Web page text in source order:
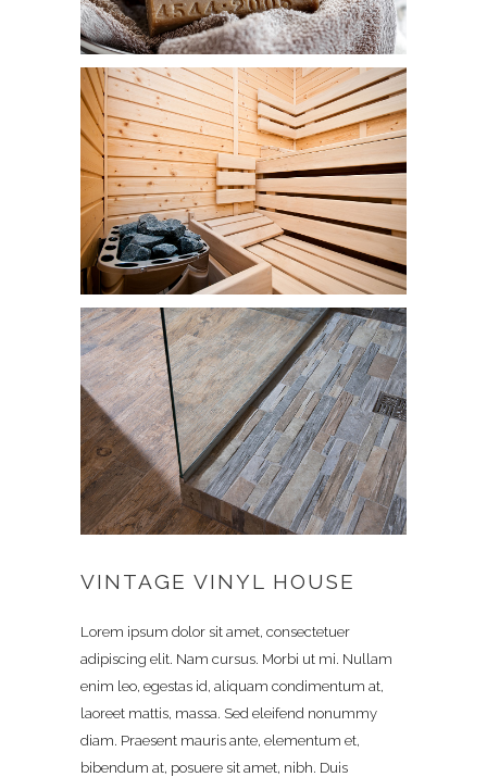
VINTAGE VINYL HOUSE
Lorem ipsum dolor sit amet, consectetuer
adipiscing elit. Nam cursus. Morbi ut mi. Nullam
enim leo, egestas id, aliquam condimentum at,
laoreet mattis, massa. Sed eleifend nonummy
diam. Praesent mauris ante, elementum et,
bibendum at, posuere sit amet, nibh. Duis